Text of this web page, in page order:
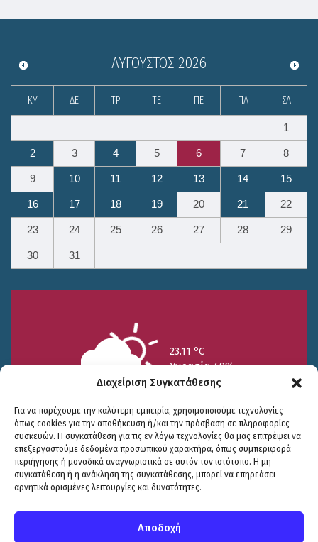
Διαχείριση Συγκατάθεσης
Για να παρέχουμε την καλύτερη εμπειρία, χρησιμοποιούμε τεχνολογίες
όπως cookies για την αποθήκευση ή/και την πρόσβαση σε πληροφορίες
συσκευών. Η συγκατάθεση για τις εν λόγω τεχνολογίες θα μας επιτρέψει να
επεξεργαστούμε δεδομένα προσωπικού χαρακτήρα, όπως συμπεριφορά
περιήγησης ή μοναδικά αναγνωριστικά σε αυτόν τον ιστότοπο. Η μη
συγκατάθεση ή η ανάκληση της συγκατάθεσης, μπορεί να επηρεάσει
αρνητικά ορισμένες λειτουργίες και δυνατότητες.
Αποδοχή
ΑΎΓΟΥΣΤΟΣ 2026
ΚΥ ΔΕ ΤΡ ΤΕ ΠΕ ΠΑ ΣΑ
1
2 3 4 5 6 7 8
9 10 11 12 13 14 15
16 17 18 19 20 21 22
23 24 25 26 27 28 29
30 31
23.11 oC
Υγρασία 49%
25/7
15.73 oC
26/7
17.99oC
27/7
20.94oC
© COPYRIGHT ΔΗΜΟΣ ΣΟΥΛΙΟΥ 2026
ΕΓΚΡΙΤΟΣ GROUP